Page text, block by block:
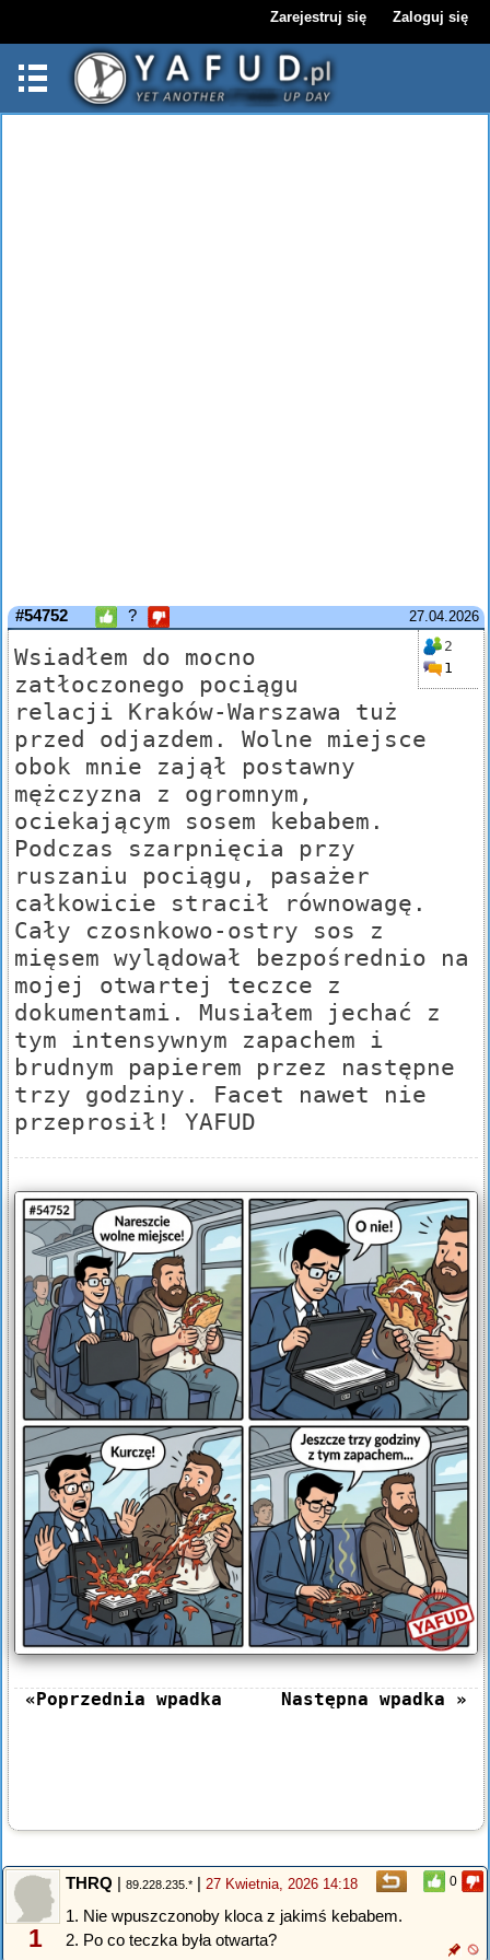
Zarejestruj się Zaloguj się
27.04.2026
#54752 ?
2
1
Wsiadłem do mocno
zatłoczonego pociągu
relacji Kraków-Warszawa tuż
przed odjazdem. Wolne miejsce
obok mnie zajął postawny
mężczyzna z ogromnym,
ociekającym sosem kebabem.
Podczas szarpnięcia przy
ruszaniu pociągu, pasażer
całkowicie stracił równowagę.
Cały czosnkowo-ostry sos z
mięsem wylądował bezpośrednio na
mojej otwartej teczce z
dokumentami. Musiałem jechać z
tym intensywnym zapachem i
brudnym papierem przez następne
trzy godziny. Facet nawet nie
przeprosił! YAFUD
«Poprzednia wpadka Następna wpadka »
0
1
THRQ | 89.228.235.* | 27 Kwietnia, 2026 14:18
1. Nie wpuszczonoby kloca z jakimś kebabem.
2. Po co teczka była otwarta?